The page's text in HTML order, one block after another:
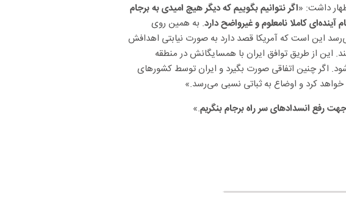
داشت: «اگر نتوانیم بگوییم که دیگر هیچ امیدی به برجام
کاملا نامعلوم و غیرواضح دارد. به همین روی
این است که آمریکا قصد دارد به صورت نیابتی اهدافش
این از طریق توافق ایران با همسایگانش در منطقه
اگر چنین اتفاقی صورت بگیرد و ایران توسط کشور‌های
خواهد کرد و اوضاع به ثباتی نسبی‌ می‌رسد.»
رفع انسداد‌های سر راه برجام بنگریم.»